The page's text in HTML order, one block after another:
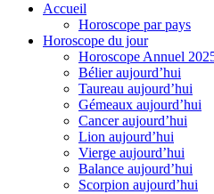
Accueil
Horoscope par pays
Horoscope du jour
Horoscope Annuel
Bélier aujourd’hui
Taureau aujourd’hui
Gémeaux aujourd’hui
Cancer aujourd’hui
Lion aujourd’hui
Vierge aujourd’hui
Balance aujourd’hui
Scorpion aujourd’hui